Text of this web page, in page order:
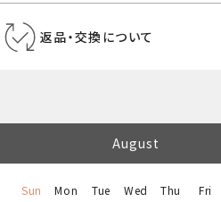
返品・交換について
August
Sun Mon Tue Wed Thu Fri